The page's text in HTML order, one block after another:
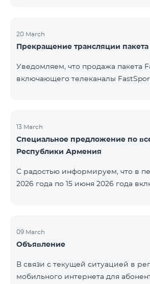
20 March
Прекращение трансляции
Уведомляем, что продажа пакета
включающего телеканалы
решением вещателя. По вопросам
получения дополнительной
обращаться в компанию «Фаст
13 March
Специальное предложение по
Республики Армения
С радостью информируем, что в
2026 года по 15 июня 2026 года
Региональный будут доступны со
подключении на 12 месяцев с
пакет COMBO 4 9900 также
скидкой 25% сроком на 12
09 March
Объявление
В связи с текущей ситуацией в
мобильного интернета для